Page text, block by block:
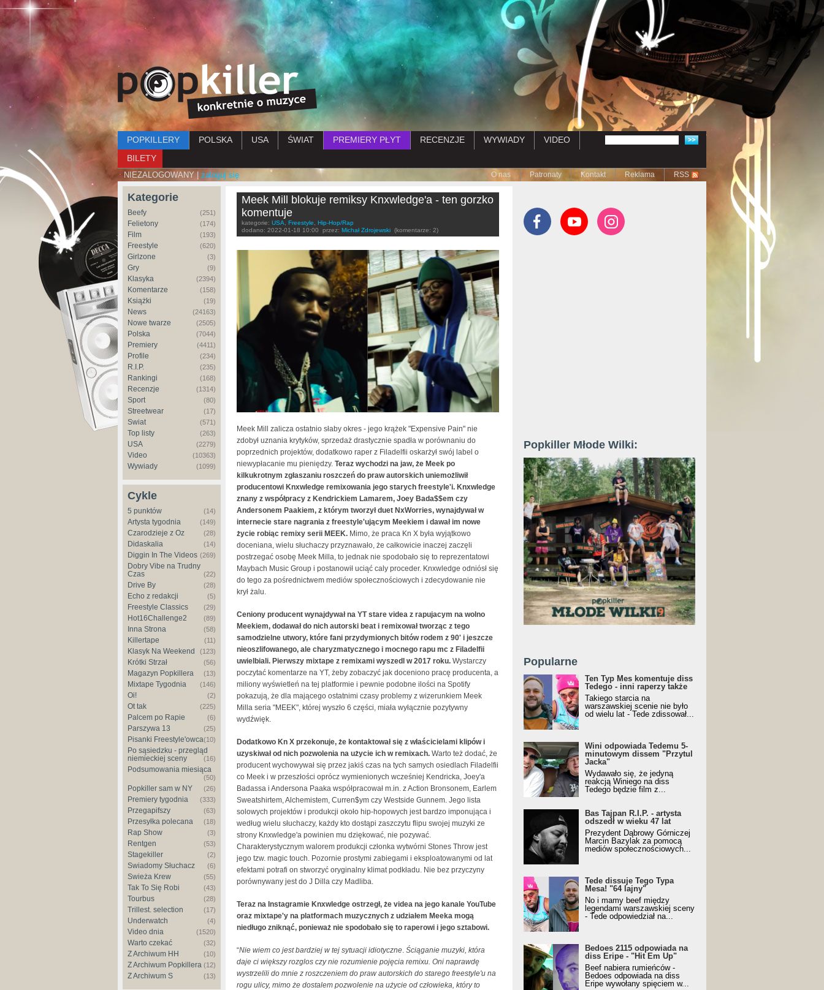
Przejdź do treści
Menu główne
POPKILLERY POLSKA USA ŚWIAT PREMIERY PŁYT RECENZJE WYWIADY
VIDEO
BILETY
NIEZALOGOWANY | zaloguj się Submenu
O nas Patronaty Kontakt Reklama RSS
Kategorie
Beefy (251)
Felietony (174)
Film (193)
Freestyle (620)
Girlzone (3)
Gry (9)
Klasyka (2394)
Komentarze (158)
Książki (19)
News (24163)
Nowe twarze (2505)
Polska (7044)
Premiery (4411)
Profile (234)
R.I.P. (235)
Rankingi (168)
Recenzje (1314)
Sport (80)
Streetwear (17)
Świat (571)
Top listy (263)
USA (2279)
Video (10363)
Wywiady (1099)
Cykle
5 punktów (14)
Artysta tygodnia (149)
Czarodzieje z Oz (28)
Didaskalia (14)
Diggin In The Videos (269)
Dobry Vibe na Trudny
Czas
(22)
Drive By (28)
Echo z redakcji (5)
Freestyle Classics (29)
Hot16Challenge2 (89)
Inna Strona (58)
Killertape (11)
Klasyk Na Weekend (123)
Krótki Strzał (56)
Magazyn Popkillera (13)
Mixtape Tygodnia (146)
Oi! (2)
Ot tak (225)
Palcem po Rapie (6)
Parszywa 13 (25)
Pisanki Freestyle'owca(10)
Po sąsiedzku - przegląd
niemieckiej sceny
(16)
Podsumowania miesiąca
(50)
Popkiller sam w NY (26)
Premiery tygodnia (333)
Przegapifszy (63)
Przesyłka polecana (18)
Rap Show (3)
Rentgen (53)
Stagekiller (2)
Świadomy Słuchacz (6)
Świeża Krew (55)
Tak To Się Robi (43)
Tourbus (28)
Trillest. selection (17)
Underwatch (4)
Video dnia (1520)
Warto czekać (32)
Z Archiwum HH (10)
Z Archiwum Popkillera (12)
Z Archiwum S (13)
Meek Mill blokuje remiksy Knxwledge'a - ten gorzko
komentuje
kategorie: USA Freestyle
Hip-Hop/Rap
dodano: 2022-01-18 10:00 przez: Michał Zdrojewski (komentarze: 2)
Meek Mill zalicza ostatnio słaby okres - jego krążek "Expensive Pain" nie
zdobył uznania krytyków, sprzedaż drastycznie spadła w porównaniu do
poprzednich projektów, dodatkowo raper z Filadelfii oskarżył swój label o
niewypłacanie mu pieniędzy. Teraz wychodzi na jaw, że Meek po
kilkukrotnym zgłaszaniu roszczeń do praw autorskich uniemożliwił
producentowi Knxwledge remixowania jego starych freestyle'i. Knxwledge
znany z współpracy z Kendrickiem Lamarem, Joey Bada$$em czy
Andersonem Paakiem, z którym tworzył duet NxWorries, wynajdywał w
internecie stare nagrania z freestyle'ującym Meekiem i dawał im nowe
życie robiąc remixy serii MEEK. Mimo, że praca Kn X była wyjątkowo
doceniana, wielu słuchaczy przyznawało, że całkowicie inaczej zaczęli
postrzegać osobę Meek Milla, to jednak nie spodobało się to reprezentatowi
Maybach Music Group i postanowił uciąć caly proceder. Knxwledge odniósł się
do tego za pośrednictwem mediów społecznościowych i zdecydowanie nie
krył żalu.
Ceniony producent wynajdywał na YT stare videa z rapujacym na wolno
Meekiem, dodawał do nich autorski beat i remixował tworząc z tego
samodzielne utwory, które fani przydymionych bitów rodem z 90' i jeszcze
nieoszlifowanego, ale charyzmatycznego i mocnego rapu mc z Filadelfii
uwielbiali. Pierwszy mixtape z remixami wyszedl w 2017 roku. Wystarczy
poczytać komentarze na YT, żeby zobaczyć jak doceniono pracę producenta, a
miliony wyświetleń na tej platformie i pewnie podobne ilości na Spotify
pokazują, że dla mającego ostatnimi czasy problemy z wizerunkiem Meek
Milla seria "MEEK", której wyszło 6 części, miała wyłącznie pozytywny
wydźwięk.
Dodatkowo Kn X przekonuje, że kontaktował się z właścicielami klipów i
uzyskiwał od nich pozwolenia na użycie ich w remixach. Warto też dodać, że
producent wychowywał się przez jakiś czas na tych samych osiedlach Filadelfii
co Meek i w przeszłości oprócz wymienionych wcześniej Kendricka, Joey'a
Badassa i Andersona Paaka współpracował m.in. z Action Bronsonem, Earlem
Sweatshirtem, Alchemistem, Curren$ym czy Westside Gunnem. Jego lista
solowych projektów i produkcji około hip-hopowych jest bardzo imponująca i
według wielu słuchaczy, każdy kto dostąpi zaszczytu flipu swojej muzyki ze
strony Knxwledge'a powinien mu dziękować, nie pozywać.
Charakterystycznym walorem produkcji członka wytwórni Stones Throw jest
jego tzw. magic touch. Pozornie prostymi zabiegami i eksploatowanymi od lat
efektami potrafi on stworzyć oryginalny klimat podkładu. Nie bez przyczyny
porównywany jest do J Dilla czy Madliba.
Teraz na Instagramie Knxwledge ostrzegł, że videa na jego kanale YouTube
oraz mixtape'y na platformach muzycznych z udziałem Meeka mogą
niedługo zniknąć, ponieważ nie spodobało się to raperowi i jego sztabowi.
“Nie wiem co jest bardziej w tej sytuacji idiotyczne Ściąganie muzyki, która
daje ci większy rozglos czy nie rozumienie pojęcia remixu. Oni naprawdę
wystrzelili do mnie z roszczeniem do praw autorskich do starego freestyle'u na
rogu ulicy, mimo że dostalem pozwolenie na użycie od człowieka, który to
Popkiller Młode Wilki:
Popularne
Ten Typ Mes komentuje diss
Tedego - inni raperzy także
Takiego starcia na
warszawskiej scenie nie było
od wielu lat - Tede zdissował...
Wini odpowiada Tedemu 5-
minutowym dissem "Przytul
Jacka"
Wydawało się, że jedyną
reakcją Winiego na diss
Tedego będzie film z...
Bas Tajpan R.I.P. - artysta
odszedł w wieku 47 lat
Prezydent Dąbrowy Górniczej
Marcin Bazylak za pomocą
mediów społecznościowych...
Tede dissuje Tego Typa
Mesa! "64 lajny"
No i mamy beef między
legendami warszawskiej sceny
- Tede odpowiedział na...
Bedoes 2115 odpowiada na
diss Eripe - "Hit Em Up"
Beef nabiera rumieńców -
Bedoes odpowiada na diss
Eripe wywołany spięciem w...